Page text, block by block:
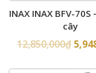
INAX INAX BFV-70S
cây
12,850,000₫